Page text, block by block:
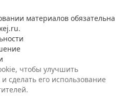
материалов обязательна
чтобы улучшить
сделать его использование